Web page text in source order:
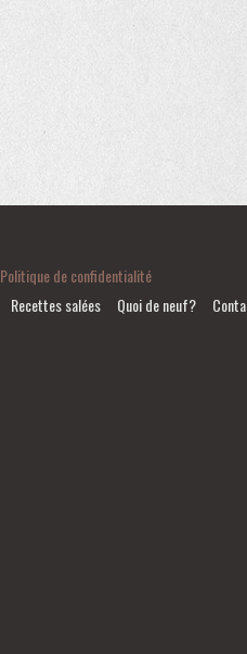
Politique de confidentialité
Recettes salées Quoi de neuf?